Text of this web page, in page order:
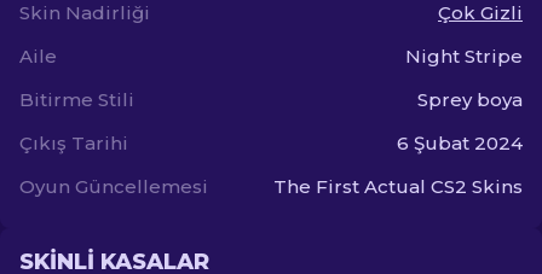
Skin Nadirliği
Çok Gizli
Aile
Night Stripe
Bitirme Stili
Sprey boya
Çıkış Tarihi
6 Şubat 2024
Oyun Güncellemesi
The First Actual CS2 Skins
SKINLI KASALAR